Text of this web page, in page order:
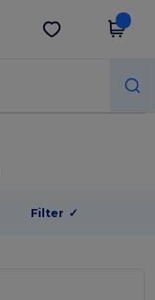
Stáhnout app
Filter ✓